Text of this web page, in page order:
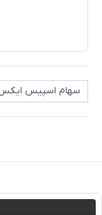
سهام اسپیس